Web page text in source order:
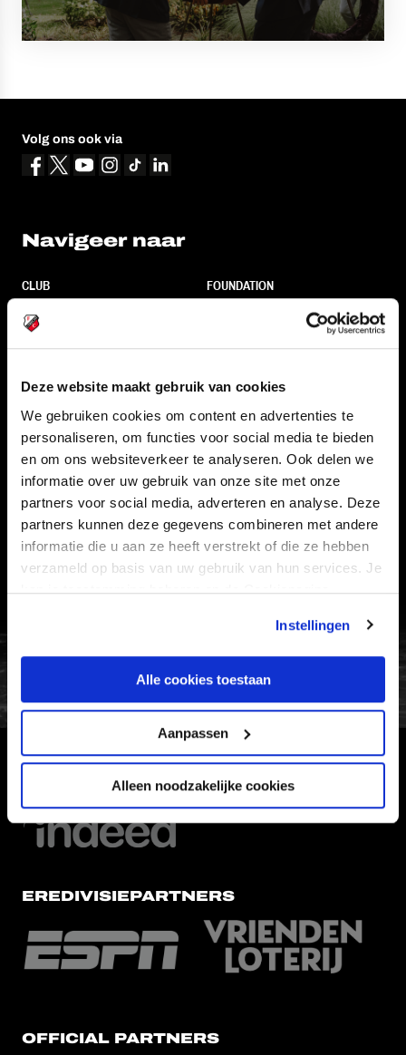
Deze website maakt gebruik van cookies
We gebruiken cookies om content en advertenties te
personaliseren, om functies voor social media te bieden
en om ons websiteverkeer te analyseren. Ook delen we
informatie over uw gebruik van onze site met onze
partners voor social media, adverteren en analyse. Deze
partners kunnen deze gegevens combineren met andere
informatie die u aan ze heeft verstrekt of die ze hebben
verzameld op basis van uw gebruik van hun services. Je
kan je toestemming beheren op de Cookiepagina.
Instellingen
Alle cookies toestaan
Aanpassen
Alleen noodzakelijke cookies
Volg ons ook via
Navigeer naar
CLUB
TEAMS
FOUNDATION
Informatie
VEELGESTELDE VRAGEN
CONTACT
HOOFDSPONSOR
EREDIVISIEPARTNERS
OFFICIAL PARTNERS